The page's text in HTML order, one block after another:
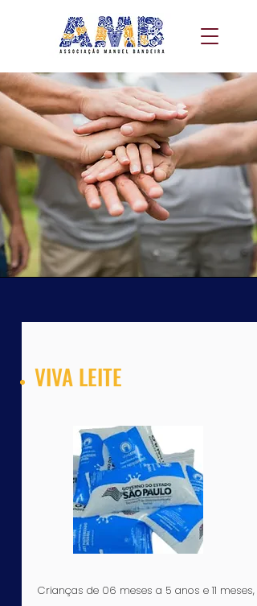
VIVA LEITE
Crianças de 06 meses a 5 anos e 11 meses,​